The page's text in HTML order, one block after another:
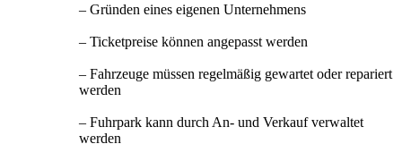
– Gründen eines eigenen Unternehmens
– Ticketpreise können angepasst werden
– Fahrzeuge müssen regelmäßig gewartet oder repariert
werden
– Fuhrpark kann durch An- und Verkauf verwaltet
werden